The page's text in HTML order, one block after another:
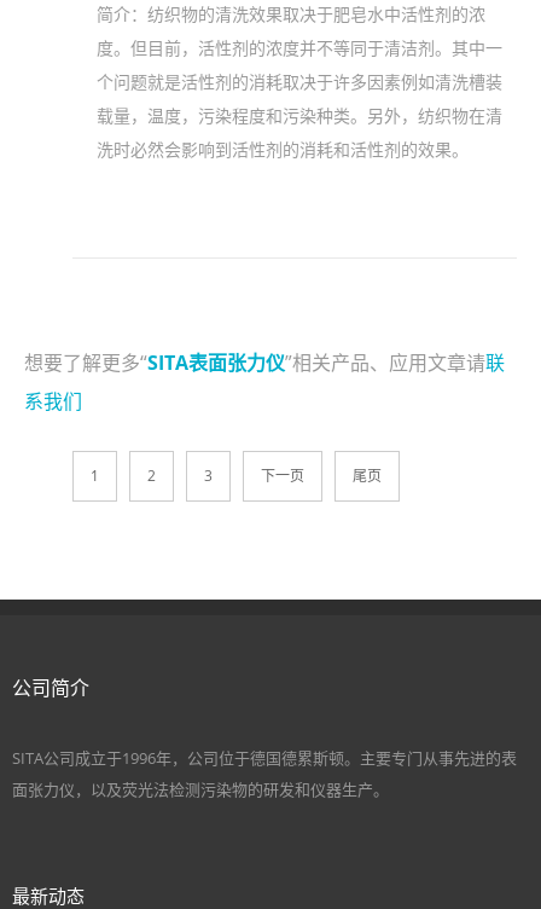
简介： 纺织物的清洗效果取决于肥皂水中活性剂的浓
度。但目前，活性剂的浓度并不等同于清洁剂。其中一
个问题就是活性剂的消耗取决于许多因素例如清洗槽装
载量，温度，污染程度和污染种类。另外，纺织物在清
洗时必然会影响到活性剂的消耗和活性剂的效果。
想要了解更多“SITA表面张力仪”相关产品、应用文章请联
系我们
1 2 3 下一页 尾页
公司简介
SITA公司成立于1996年，公司位于德国德累斯顿。主要专门从事先进的表
面张力仪，以及荧光法检测污染物的研发和仪器生产。
最新动态